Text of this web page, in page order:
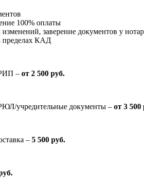
100% оплаты
заверение документов у
пределах КАД
– от 2 500 руб.
учредительные документы – от 3 500
– 5 500 руб.